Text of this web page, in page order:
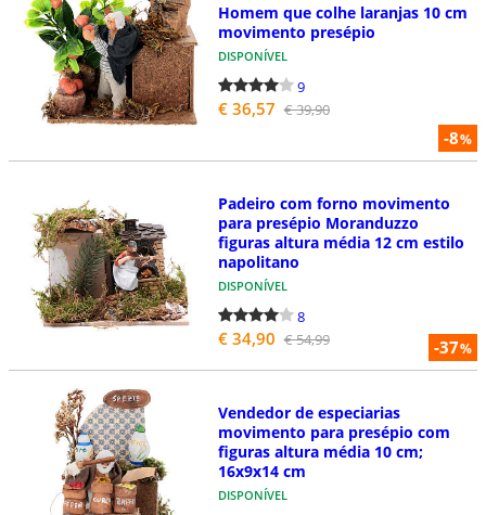
-8%
Homem que colhe laranjas 10 cm
movimento presépio
DISPONÍVEL
9
€ 36,57 € 39,90
-37%
Padeiro com forno movimento
para presépio Moranduzzo
figuras altura média 12 cm estilo
napolitano
DISPONÍVEL
8
€ 34,90 € 54,99
Vendedor de especiarias
movimento para presépio com
figuras altura média 10 cm;
16x9x14 cm
DISPONÍVEL